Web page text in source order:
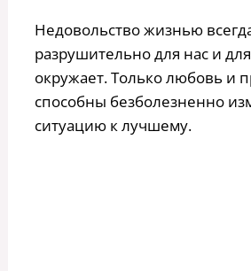
Недовольство жизнью
разрушительно для нас и для
окружает. Только любовь и
способны безболезненно
ситуацию к лучшему.